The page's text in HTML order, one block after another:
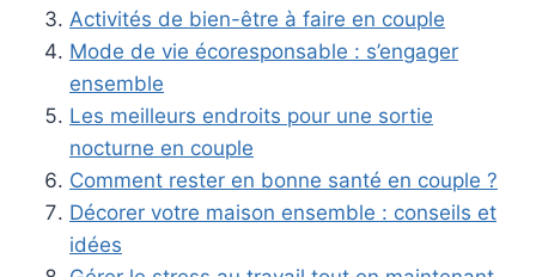
Activités de bien-être à faire en couple
Mode de vie écoresponsable : s’engager
ensemble
Les meilleurs endroits pour une sortie
nocturne en couple
Comment rester en bonne santé en couple ?
Décorer votre maison ensemble : conseils et
idées